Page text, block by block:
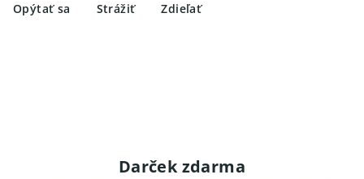
Opýtať sa Strážiť Zdieľať
Darček zdarma